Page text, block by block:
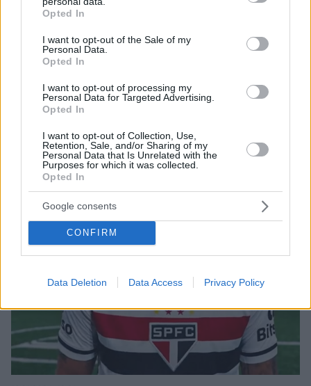
grant or deny consent to Google and its third-party tags to
use your data for below specified purposes in below Google
consent section.
Opted In
I want to opt-out of the Sale of my
Personal Data.
Opted In
I want to opt-out of processing my
Personal Data for Targeted Advertising.
Opted In
I want to opt-out of Collection, Use,
Retention, Sale, and/or Sharing of my
Personal Data that Is Unrelated with the
Purposes for which it was collected.
Opted In
Google consents
CONFIRM
Data Deletion Data Access Privacy Policy
Η Βραζιλία δεν μπόρεσε να ξεκινήσει με νίκη τις
υποχρεώσεις της μένοντας στο 0-0 με την Κόστα
Ρίκα ενώ η Κολομβία κέρδισε με 2-1 την Παραγουάη
και ανέβηκε στην κορυφή του ομίλου